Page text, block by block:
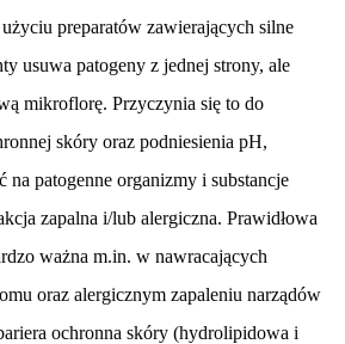
preparatów zawierających silne
usuwa patogeny z jednej strony, ale
mikroflorę. Przyczynia się to do
skóry oraz podniesienia pH,
na patogenne organizmy i substancje
zapalna i/lub alergiczna. Prawidłowa
ważna m.in. w nawracających
oraz alergicznym zapaleniu narządów
ochronna skóry (hydrolipidowa i